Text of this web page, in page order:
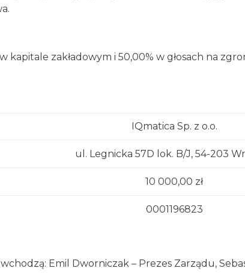
kapitale zakładowym i 50,00% w głosach na
IQmatica Sp. z o.o.
ul. Legnicka 57D lok. B/J, 54-203
10 000,00 zł
0001196823
Emil Dworniczak – Prezes Zarządu,